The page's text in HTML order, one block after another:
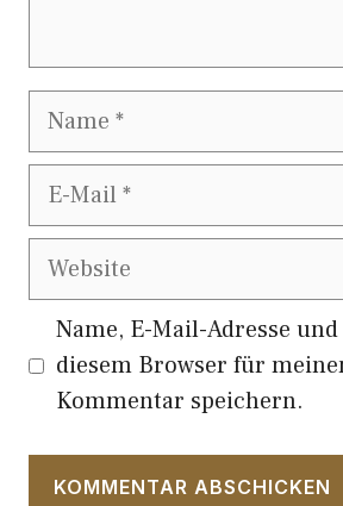
Name
E-
Website
Name, E-Mail-Adresse
diesem Browser für
Kommentar speichern.